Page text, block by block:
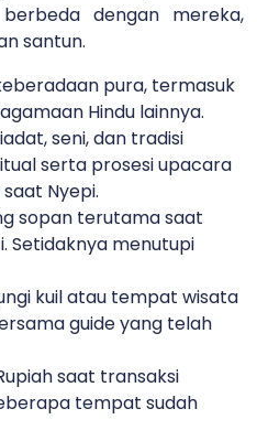
dengan mereka,
santun.
pura, termasuk
Hindu lainnya.
seni, dan tradisi
serta prosesi upacara
Nyepi.
sopan terutama saat
Setidaknya menutupi
kuil atau tempat wisata
guide yang telah
saat transaksi
tempat sudah